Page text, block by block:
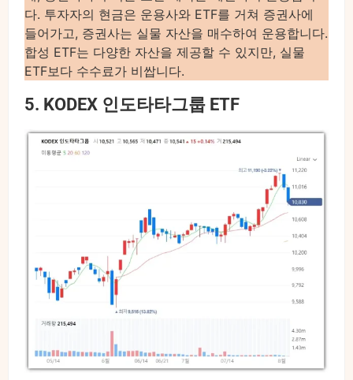
다. 투자자의 현금은 운용사와 ETF를 거쳐 증권사에
들어가고, 증권사는 실물 자산을 매수하여 운용합니다.
합성 ETF는 다양한 자산을 제공할 수 있지만, 실물
ETF보다 수수료가 비쌉니다.
5. KODEX 인도타타그룹 ETF